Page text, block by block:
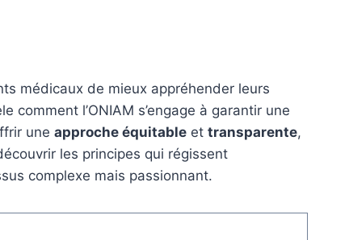
médicaux de mieux appréhender leurs
comment l’ONIAM s’engage à garantir une
une approche équitable et transparente,
les principes qui régissent
complexe mais passionnant.